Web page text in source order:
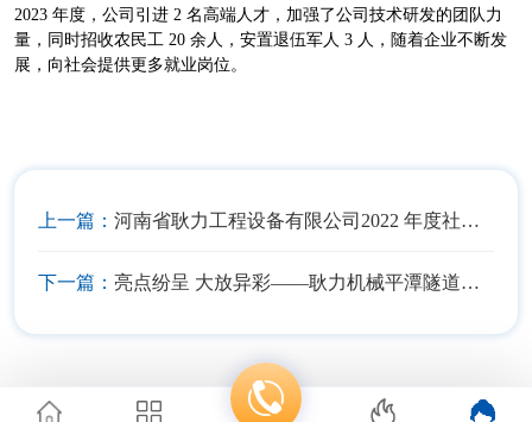
2023 年度，公司引进 2 名高端人才，加强了公司技术研发的团队力
量，同时招收农民工 20 余人，安置退伍军人 3 人，随着企业不断发
展，向社会提供更多就业岗位。
上一篇： 河南省耿力工程设备有限公司2022 年度社会责任报告
下一篇： 亮点纷呈 大放异彩——耿力机械平潭隧道机械博览会取得丰硕成果